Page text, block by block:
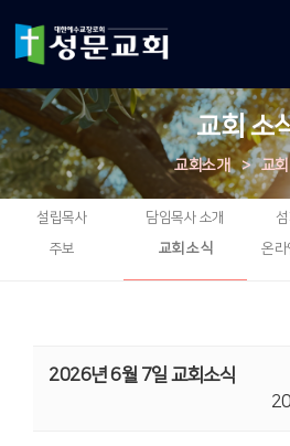
교회 소
교회소개 > 교
설립목사 담임목사 소개
주보
교회 소식 온라
2026년 6월 7일 교회소식